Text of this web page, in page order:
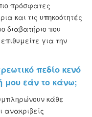
πρόσφατες
και τις υπηκοότητές
διαβατήριο που
για την
πεδίο κενό
μου εάν το κάνω;
κάθε
ανακριβείς